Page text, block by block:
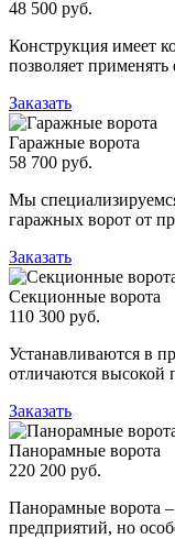
48 500 руб.
Конструкция имеет
позволяет
Заказать
Гаражные ворота
58 700 руб.
Мы
гаражных ворот от
Заказать
Секционные ворота
110 300 руб.
Устанавливаются в
отличаются высокой
Заказать
Панорамные ворота
220 200 руб.
Панорамные ворота
предприятий, но